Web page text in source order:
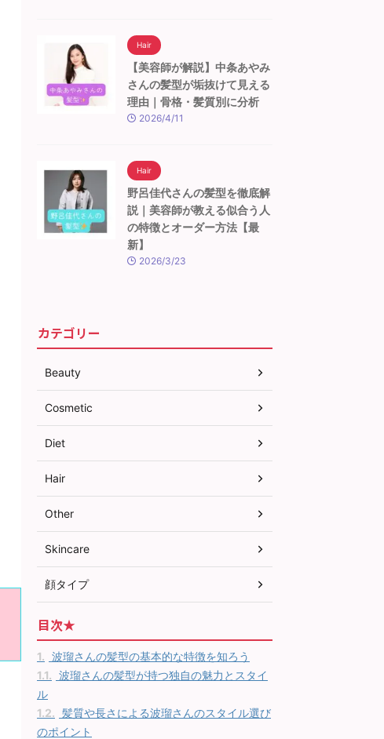
Hair
【美容師が解説】中条あやみ
さんの髪型が垢抜けて見える
理由｜骨格・髪質別に分析
2026/4/11
Hair
野呂佳代さんの髪型を徹底解
説｜美容師が教える似合う人
の特徴とオーダー方法【最
新】
2026/3/23
カテゴリー
Beauty
Cosmetic
Diet
Hair
Other
Skincare
顔タイプ
目次★
1. 波瑠さんの髪型の基本的な特徴を知ろう
1.1. 波瑠さんの髪型が持つ独自の魅力とスタイ
ル
1.2. 髪質や長さによる波瑠さんのスタイル選び
のポイント